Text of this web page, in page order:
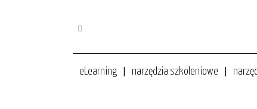
eLearning narzędzia szkoleniowe